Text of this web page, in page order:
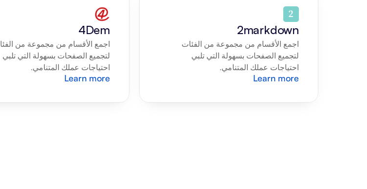
2markdown
احتياجات عملك المتنامي.
Learn more
4Dem
احتياجات عملك المتنامي.
Learn more